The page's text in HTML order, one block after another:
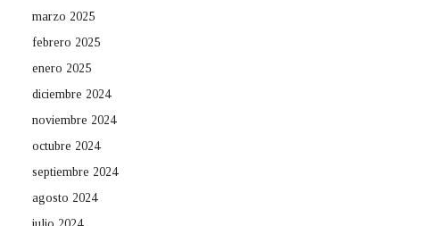
marzo 2025
febrero 2025
enero 2025
diciembre 2024
noviembre 2024
octubre 2024
septiembre 2024
agosto 2024